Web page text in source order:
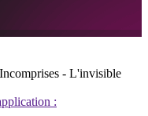
Incomprises - L'invisible
: